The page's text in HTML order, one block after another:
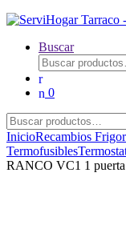
Buscar
Buscar
por:
0
Buscar
por:
InicioRecambios
Termofusibles
RANCO VC1 1 puerta